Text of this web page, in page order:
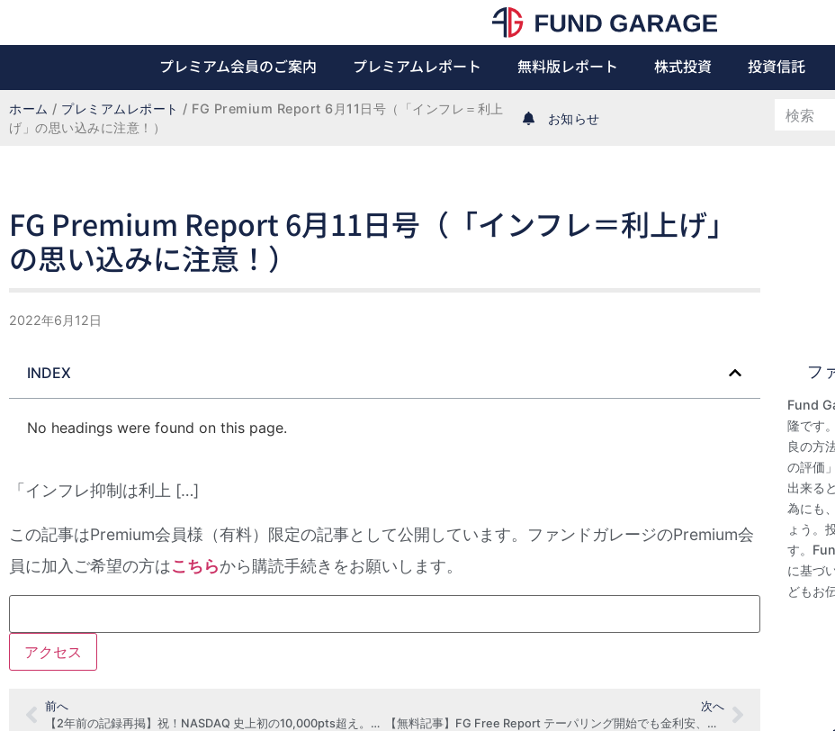
プレミアム会員のご案内 プレミアムレポート 無料版レポート 株式投資 投資信託
ホーム / プレミアムレポート / FG Premium Report 6月11日号（「インフレ＝利上
げ」の思い込みに注意！）
お知らせ
FG Premium Report 6月11日号（「インフレ＝利上げ」
の思い込みに注意！）
2022年6月12日
INDEX
No headings were found on this page.
「インフレ抑制は利上 […]
この記事はPremium会員様（有料）限定の記事として公開しています。ファンドガレージのPremium会
員に加入ご希望の方はこちらから購読手続きをお願いします。
前へ
【2年前の記録再掲】祝！NASDAQ 史上初の10,000pts超え。その含意を考える。
次へ
【無料記事】FG Free Report テーパリング開始でも金利安、米株最高値更新（2021年11月8日号抜粋）
フ
Fund
隆です
良の方
の評価
出来る
為にも
ょう。
す。
に基づ
どもお